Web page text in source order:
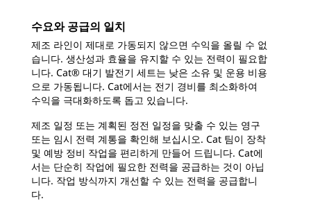
수요와 공급의 일치
제조 라인이 제대로 가동되지 않으면 수익을 올릴 수 없
습니다. 생산성과 효율을 유지할 수 있는 전력이 필요합
니다. Cat® 대기 발전기 세트는 낮은 소유 및 운용 비용
으로 가동됩니다. Cat에서는 전기 경비를 최소화하여
수익을 극대화하도록 돕고 있습니다.
제조 일정 또는 계획된 정전 일정을 맞출 수 있는 영구
또는 임시 전력 계통을 확인해 보십시오. Cat 팀이 장착
및 예방 정비 작업을 편리하게 만들어 드립니다. Cat에
서는 단순히 작업에 필요한 전력을 공급하는 것이 아닙
니다. 작업 방식까지 개선할 수 있는 전력을 공급합니
다.